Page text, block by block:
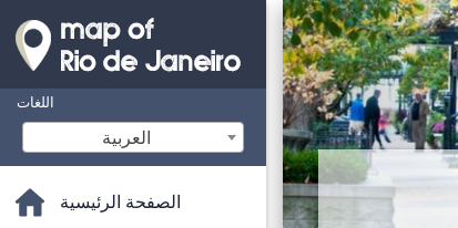
اللغات
‫العربية
الصفحة الرئيسية